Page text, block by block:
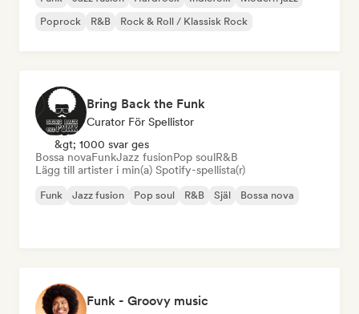
Poprock
R&B Rock & Roll / Klassisk Rock
Bring Back the Funk
Curator För Spellistor
&gt; 1000 svar ges
Bossa novaFunkJazz fusionPop soulR&B
Lägg till artister i min(a) Spotify-spellista(r)
Funk Jazz fusion Pop soul R&B Själ Bossa nova
Funk - Groovy music